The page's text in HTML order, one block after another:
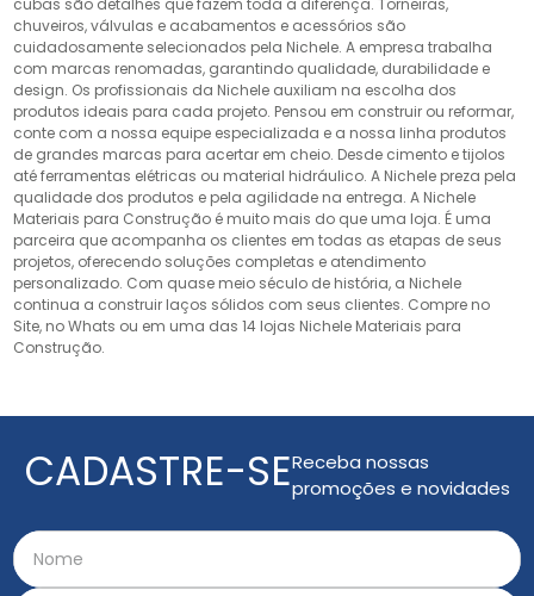
cubas são detalhes que fazem toda a diferença. Torneiras,
chuveiros, válvulas e acabamentos e acessórios são
cuidadosamente selecionados pela Nichele. A empresa trabalha
com marcas renomadas, garantindo qualidade, durabilidade e
design. Os profissionais da Nichele auxiliam na escolha dos
produtos ideais para cada projeto. Pensou em construir ou reformar,
conte com a nossa equipe especializada e a nossa linha produtos
de grandes marcas para acertar em cheio. Desde cimento e tijolos
até ferramentas elétricas ou material hidráulico. A Nichele preza pela
qualidade dos produtos e pela agilidade na entrega. A Nichele
Materiais para Construção é muito mais do que uma loja. É uma
parceira que acompanha os clientes em todas as etapas de seus
projetos, oferecendo soluções completas e atendimento
personalizado. Com quase meio século de história, a Nichele
continua a construir laços sólidos com seus clientes. Compre no
Site, no Whats ou em uma das 14 lojas Nichele Materiais para
Construção.
CADASTRE-SEReceba nossas
promoções e novidades